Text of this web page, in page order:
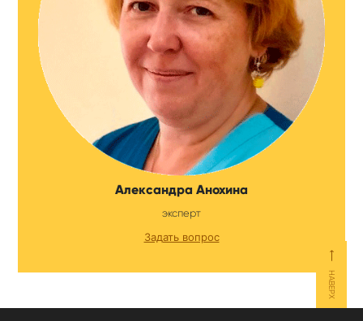
Александра Анохина
эксперт
Задать вопрос
⟵
НАВЕРХ